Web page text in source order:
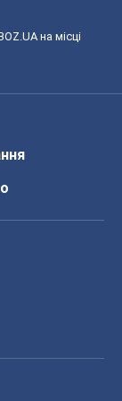
на місці